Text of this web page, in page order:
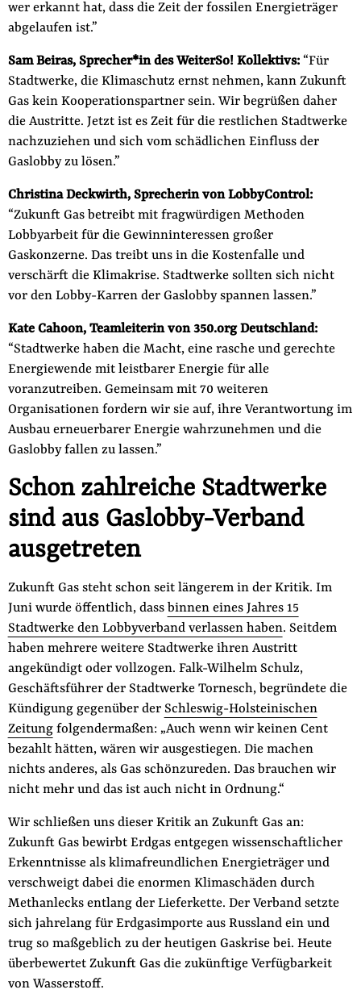
wer erkannt hat, dass die Zeit der fossilen Energieträger
abgelaufen ist.”
Sam Beiras, Sprecher*in des WeiterSo! Kollektivs:“Für
Stadtwerke, die Klimaschutz ernst nehmen, kann Zukunft
Gas kein Kooperationspartner sein. Wir begrüßen daher
die Austritte. Jetzt ist es Zeit für die restlichen Stadtwerke
nachzuziehen und sich vom schädlichen Einfluss der
Gaslobby zu lösen.”
Christina Deckwirth, Sprecherin von LobbyControl:
“Zukunft Gas betreibt mit fragwürdigen Methoden
Lobbyarbeit für die Gewinninteressen großer
Gaskonzerne. Das treibt uns in die Kostenfalle und
verschärft die Klimakrise. Stadtwerke sollten sich nicht
vor den Lobby-Karren der Gaslobby spannen lassen.”
Kate Cahoon, Teamleiterin von 350.org Deutschland:
“Stadtwerke haben die Macht, eine rasche und gerechte
Energiewende mit leistbarer Energie für alle
voranzutreiben. Gemeinsam mit 70 weiteren
Organisationen fordern wir sie auf, ihre Verantwortung im
Ausbau erneuerbarer Energie wahrzunehmen und die
Gaslobby fallen zu lassen.”
Schon zahlreiche Stadtwerke
sind aus Gaslobby-Verband
ausgetreten
Zukunft Gas steht schon seit längerem in der Kritik. Im
Juni wurde öffentlich, dass binnen eines Jahres 15
Stadtwerke den Lobbyverband verlassen haben. Seitdem
haben mehrere weitere Stadtwerke ihren Austritt
angekündigt oder vollzogen. Falk-Wilhelm Schulz,
Geschäftsführer der Stadtwerke Tornesch, begründete die
Kündigung gegenüber der Schleswig-Holsteinischen
Zeitungfolgendermaßen: „Auch wenn wir keinen Cent
bezahlt hätten, wären wir ausgestiegen. Die machen
nichts anderes, als Gas schönzureden. Das brauchen wir
nicht mehr und das ist auch nicht in Ordnung.“
Wir schließen uns dieser Kritik an Zukunft Gas an:
Zukunft Gas bewirbt Erdgas entgegen wissenschaftlicher
Erkenntnisse als klimafreundlichen Energieträger und
verschweigt dabei die enormen Klimaschäden durch
Methanlecks entlang der Lieferkette. Der Verband setzte
sich jahrelang für Erdgasimporte aus Russland ein und
trug so maßgeblich zu der heutigen Gaskrise bei. Heute
überbewertet Zukunft Gas die zukünftige Verfügbarkeit
von Wasserstoff.